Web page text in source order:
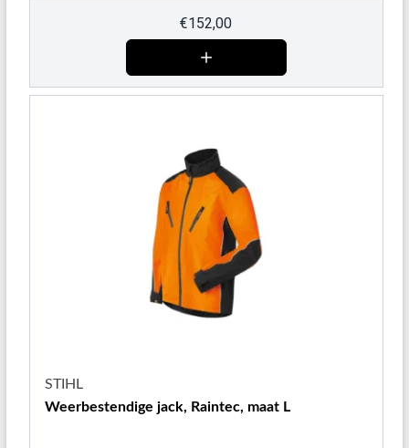
€152,00
STIHL
Weerbestendige jack, Raintec, maat L